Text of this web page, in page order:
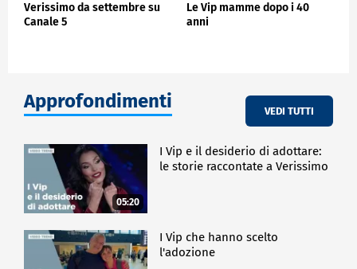
Verissimo da settembre su
Canale 5
Le Vip mamme dopo i 40
anni
Approfondimenti VEDI TUTTI
05:20
I Vip e il desiderio di adottare:
le storie raccontate a Verissimo
I Vip che hanno scelto
l'adozione